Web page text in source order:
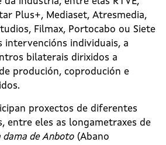
Plus+, Mediaset, Atresmedia,
Filmax, Portocabo ou Siete
intervencións individuais, a
bilaterais dirixidos a
produción, coprodución e
proxectos de diferentes
entre eles as longametraxes de
dama de Anboto (Abano